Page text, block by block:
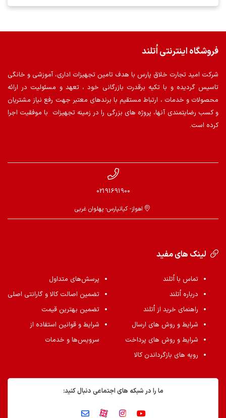
فروشگاه اینترنتی اُتلند
شرکت امید تجارت خلاق پارس با هدف تامین تجهیزات اداری، آموزشی و خانگی
تاسیس گردیده و با تکیه برقدرت بازرگانی خود ، تعهد و مسئولیت در ارائه
محصولات و خدمات ، ارتباط مستقیم با برندهای معتبر جهت رفع نیاز مشتریان
و کسب رضایتمندی آنها، پروژه های بزرگی را در زمینه تجهیزات با موفقیت اجرا
کرده است.
02191691900
اهواز- کیانپارس- پهلوان غربی
لینک های مفید
تماس با اُتلند
درباره اُتلند
راهنمای خرید از اُتلند
شرایط و روش های ارسال
شرایط و روش های پرداخت
رویه های بازگرداندن کالا
پرسش‌های متداول
تضمین اصالت کالا و گارانتی اصلی
تضمین بهترین قیمت
شرایط و قوانین استفاده از
سرویس‌ها و خدمات
ما را در شبکه های اجتماعی دنبال کنید: